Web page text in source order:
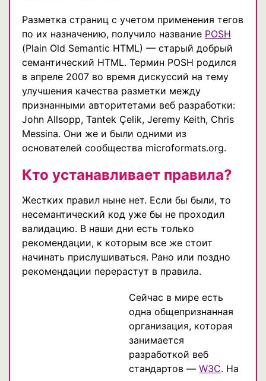
Разметка страниц с учетом применения тегов
по их назначению, получило название POSH
(Plain Old Semantic HTML) — старый добрый
семантический HTML. Термин POSH родился
в апреле 2007 во время дискуссий на тему
улучшения качества разметки между
признанными авторитетами веб разработки:
John Allsopp, Tantek Çelik, Jeremy Keith, Chris
Messina. Они же и были одними из
основателей сообщества microformats.org.
Кто устанавливает правила?
Жестких правил ныне нет. Если бы были, то
несемантический код уже бы не проходил
валидацию. В наши дни есть только
рекомендации, к которым все же стоит
начинать прислушиваться. Рано или поздно
рекомендации перерастут в правила.
Сейчас в мире есть
одна общепризнанная
организация, которая
занимается
разработкой веб
стандартов — W3C. На